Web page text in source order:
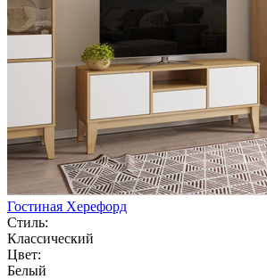
Гостиная Херефорд
Стиль:
Классический
Цвет:
Белый